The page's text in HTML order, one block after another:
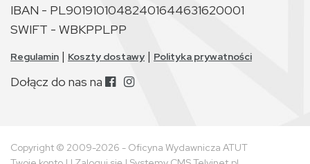
IBAN - PL90191010482401644631620001
SWIFT - WBKPPLPP
Regulamin | Koszty dostawy | Polityka prywatności
Dołącz do nas na
Copyright © 2009-2026 - Oficyna Wydawnicza ATUT